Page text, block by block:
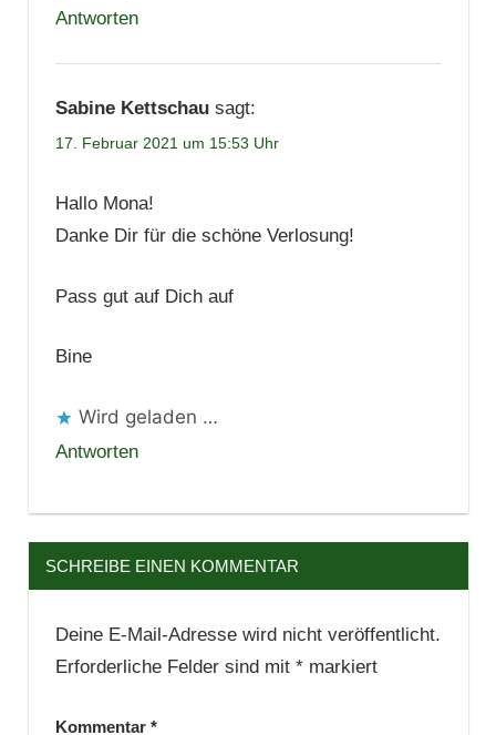
Antworten
Sabine Kettschau sagt:
17. Februar 2021 um 15:53 Uhr
Hallo Mona!
Danke Dir für die schöne Verlosung!
Pass gut auf Dich auf
Bine
Wird geladen …
Antworten
SCHREIBE EINEN KOMMENTAR
Deine E-Mail-Adresse wird nicht veröffentlicht.
Erforderliche Felder sind mit *markiert
Kommentar *